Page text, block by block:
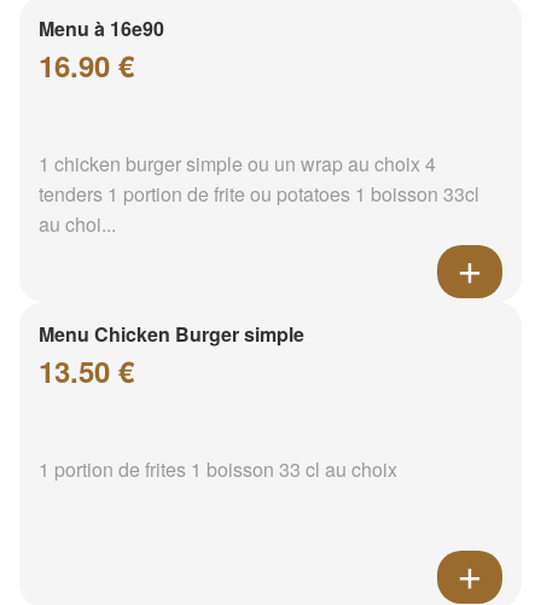
Menu à 16e90
16.90 €
1 chicken burger simple ou un wrap au choix 4
tenders 1 portion de frite ou potatoes 1 boisson 33cl
au choi...
Menu Chicken Burger simple
13.50 €
1 portion de frites 1 boisson 33 cl au choix